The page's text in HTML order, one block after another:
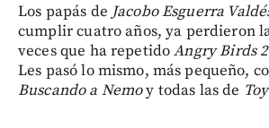
Los papás de Jacobo Esguerra
cumplir cuatro años, ya perdieron
veces que ha repetidoAngry Birds 2
Les pasó lo mismo, más pequeño,
Buscando a Nemoy todas las de